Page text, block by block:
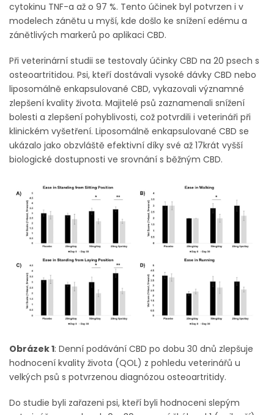
cytokinu TNF-a až o 97 %. Tento účinek byl potvrzen i v
modelech zánětu u myší, kde došlo ke snížení edému a
zánětlivých markerů po aplikaci CBD.
Při veterinární studii se testovaly účinky CBD na 20 psech s
osteoartritidou. Psi, kteří dostávali vysoké dávky CBD nebo
liposomálně enkapsulované CBD, vykazovali významné
zlepšení kvality života. Majitelé psů zaznamenali snížení
bolesti a zlepšení pohyblivosti, což potvrdili i veterináři při
klinickém vyšetření. Liposomálně enkapsulované CBD se
ukázalo jako obzvláště efektivní díky své až 17krát vyšší
biologické dostupnosti ve srovnání s běžným CBD.
Obrázek 1: Denní podávání CBD po dobu 30 dnů zlepšuje
hodnocení kvality života (QOL) z pohledu veterinářů u
velkých psů s potvrzenou diagnózou osteoartritidy.
Do studie byli zařazeni psi, kteří byli hodnoceni slepým